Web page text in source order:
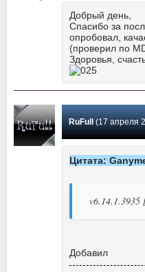
Добрый день,
Спасибо за
опробовал,
(проверил по
Здоровья,
RuFull (17 апреля 2021
Цитата:
v6.14.1.3935
Добавил